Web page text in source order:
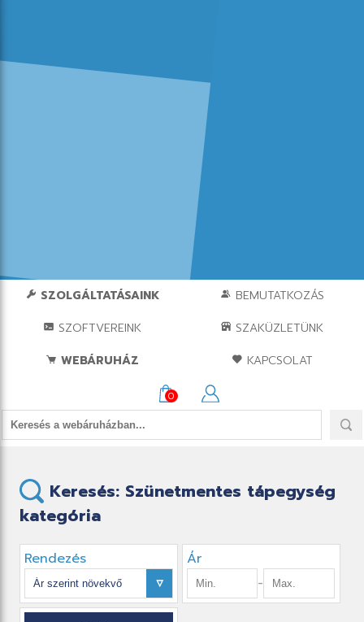
SZOLGÁLTATÁSAINK
BEMUTATKOZÁS
SZOFTVEREINK
SZAKÜZLETÜNK
WEBÁRUHÁZ
KAPCSOLAT
0
Keresés: Szünetmentes tápegység
kategória
Rendezés
Ár
-